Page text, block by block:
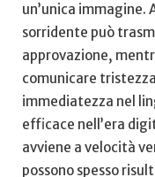
un’unica immagine.
sorridente ⁣può
approvazione,
comunicare
immediatezza nel
efficace ⁤nell’era
avviene a velocità
possono ​spesso​